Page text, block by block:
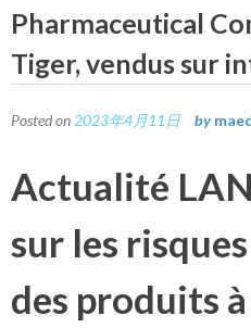
Pharmaceutical
Tiger, vendus sur
Posted on 2023年4月11日 by
Actualité
sur les
des produits